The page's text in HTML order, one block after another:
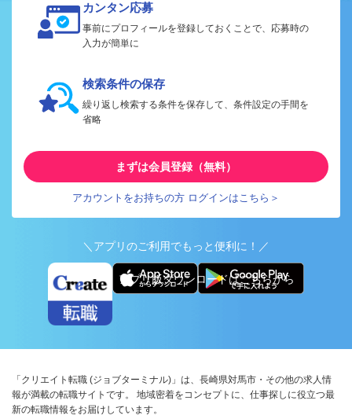
カンタン応募
事前にプロフィールを登録しておくことで、応募時の
入力が簡単に
検索条件の保存
繰り返し検索する条件を保存して、条件設定の手間を
省略
まずは会員登録（無料）
アカウントをお持ちの方 ログインはこちら＞
＼アプリのご利用でもっと便利に！／
アプリ版ダウンロードはこちらから
「クリエイト転職 (ジョブターミナル)」は、長崎県対馬市・その他の求人情
報が満載の転職サイトです。 地域密着をコンセプトに、仕事探しに役立つ最
新の転職情報をお届けしています。